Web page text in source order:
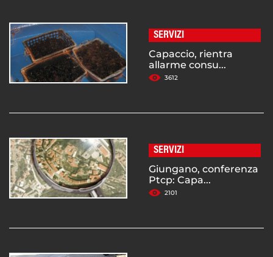
SERVIZI
Capaccio, rientra
allarme consu...
3612
SERVIZI
Giungano, conferenza
Ptcp: Capa...
2101